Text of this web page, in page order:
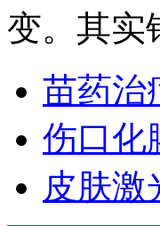
变。其实
苗药治
伤口化
皮肤激